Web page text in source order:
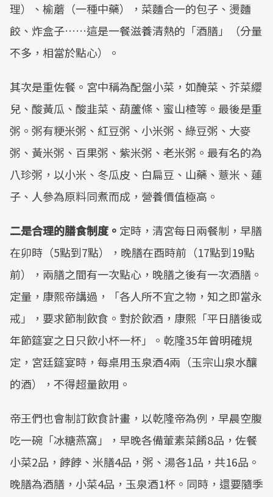
理）、榆蘑（一種中藥），菜麵合一的包子、燙麵
餃、炸盒子……這是一餐滋養清熱的「酒膳」（分量
不多，相當於點心）。
其次是重佐餐。宮中稱為配盤小菜，如醃菜、芥菜纓
兒、酸黃瓜、酸韭菜、葫蘆條、蜜山楂等。最後是重
粥。粥有粳米粥、紅豆粥、小米粥、綠豆粥、大麥
粥、黃米粥、百果粥、紫米粥、老米粥。最有名的為
八珍粥，以小米、冬瓜皮、白扁豆、山藥、薏米、蓮
子、人參為原料同煮而成，營養價值極高。
二是合理的膳食制度。 定時，清宮每日兩餐制，早膳
在卯時（5點到7點），晚膳在酉時前（17點到19點
前），兩膳之間有一次點心，晚膳之後有一次酒膳。
定量，康熙帝講過，「各人所不宜之物，知之即當永
戒」，要求節制飲食。對於飲酒，康熙「平日膳後或
年節筵宴之日只飲小杯一杯」。乾隆35年曾明確規
定，宮廷筵宴時，每桌用玉泉酒4兩（玉宗山泉水釀
的酒），不得超量飲用。
帝王們也會制訂飲食計畫，以乾隆帝為例，早晨空腹
吃一碗「冰糖燕窩」，早晚各備葷素菜餚8品，佐餐
小菜2品，餑餑、米膳4品，粥、湯各1品，共16品。
晚膳為酒膳，小菜4品，玉泉酒1杯。同時，還要隨季